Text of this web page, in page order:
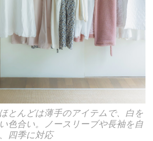
とんどは薄手のアイテムで、白を
色合い。ノースリーブや長袖を自
四季に対応